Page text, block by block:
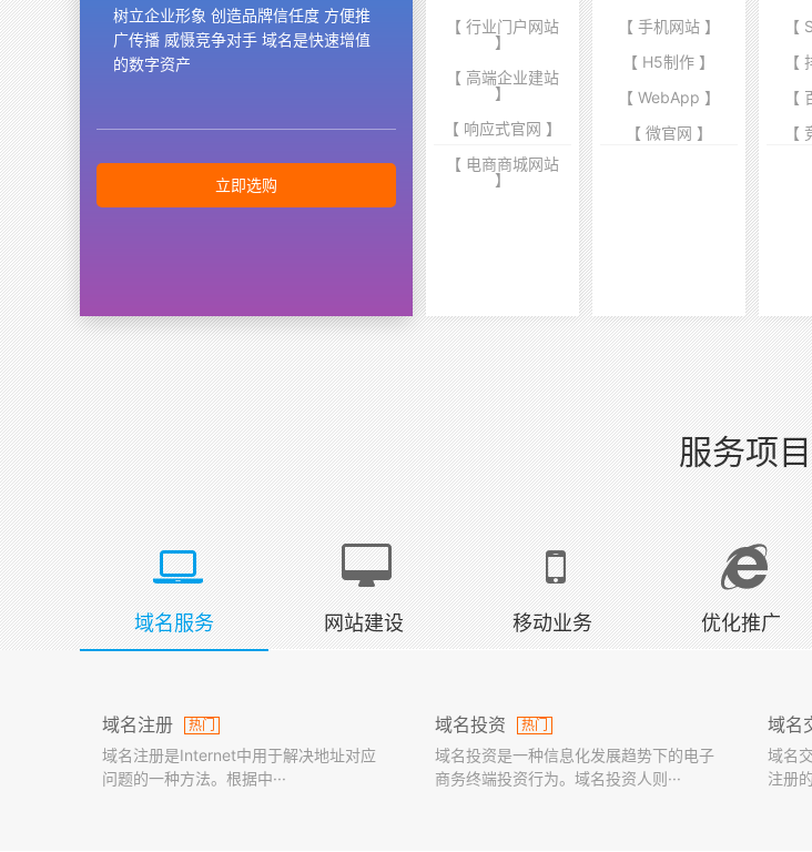
树立企业形象 创造品牌信任度 方便推
广传播 威慑竞争对手 域名是快速增值
的数字资产
立即选购
【 行业门户网站
】
【 高端企业建站
】
【 响应式官网 】
【 电商商城网站
】
【 手机网站 】
【 H5制作 】
【 WebApp 】
【 微官网 】
【
【
【
【
服务项目
域名服务 网站建设 移动业务 优化推广
域名注册 热门
域名注册是Internet中用于解决地址对应
问题的一种方法。根据中···
域名投资 热门
域名投资是一种信息化发展趋势下的电子
商务终端投资行为。域名投资人则···
域名
域名
注册